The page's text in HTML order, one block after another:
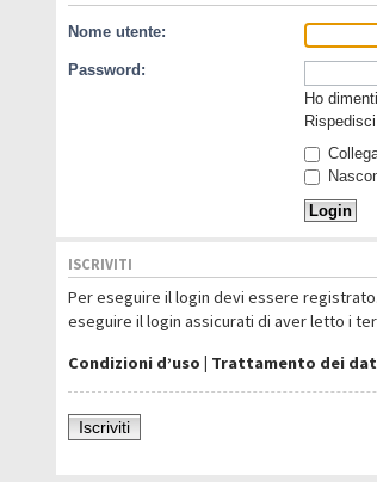
Nome utente:
Password:
Ho
ISCRIVITI
Per eseguire il login devi essere
eseguire il login assicurati di aver letto i
Condizioni d’uso | Trattamento dei
Iscriviti